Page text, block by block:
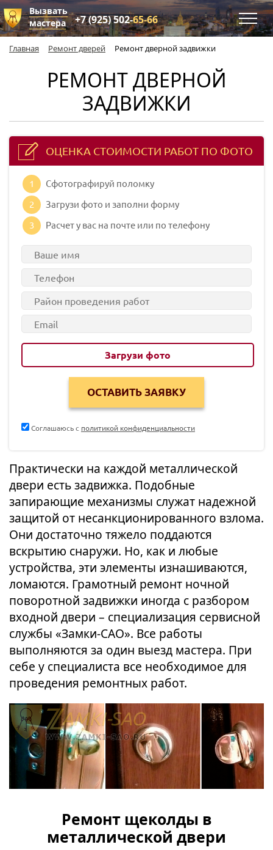
Вызвать
мастера
+7 (925) 502-65-66
Главная Ремонт дверей Ремонт дверной задвижки
РЕМОНТ ДВЕРНОЙ
ЗАДВИЖКИ
Практически на каждой металлической
двери есть задвижка. Подобные
запирающие механизмы служат надежной
защитой от несанкционированного взлома.
Они достаточно тяжело поддаются
вскрытию снаружи. Но, как и любые
устройства, эти элементы изнашиваются,
ломаются. Грамотный ремонт ночной
поворотной задвижки иногда с разбором
входной двери – специализация сервисной
службы «Замки-САО». Все работы
выполняются за один выезд мастера. При
себе у специалиста все необходимое для
проведения ремонтных работ.
Ремонт щеколды в
металлической двери
ОЦЕНКА СТОИМОСТИ РАБОТ ПО ФОТО
1
Сфотографируй поломку
2
Загрузи фото и заполни форму
3
Расчет у вас на почте или по телефону
Загрузи фото
Соглашаюсь с политикой конфиденциальности